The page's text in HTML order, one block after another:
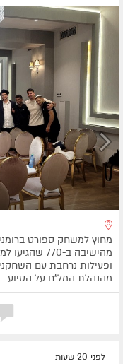
מחוץ למשחק ספורט
מהישיבה ב-
ופעילות נרחבת עם
מהנהלת המל"ח על הסיוע
לפני 20 שעות